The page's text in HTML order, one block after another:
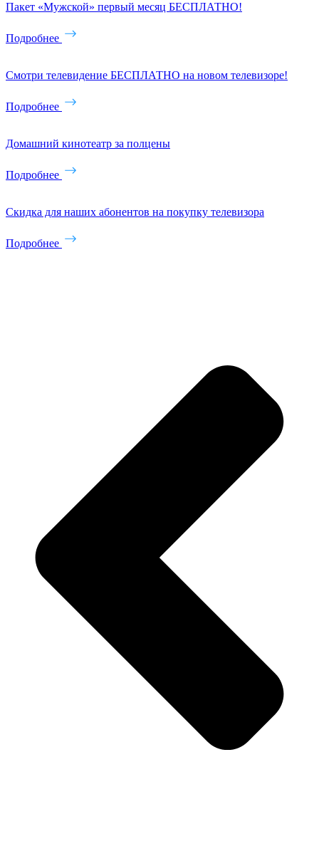
Пакет «Мужской» первый месяц БЕСПЛАТНО!
Подробнее
Смотри телевидение БЕСПЛАТНО на новом телевизоре!
Подробнее
Домашний кинотеатр за полцены
Подробнее
Скидка для наших абонентов на покупку телевизора
Подробнее